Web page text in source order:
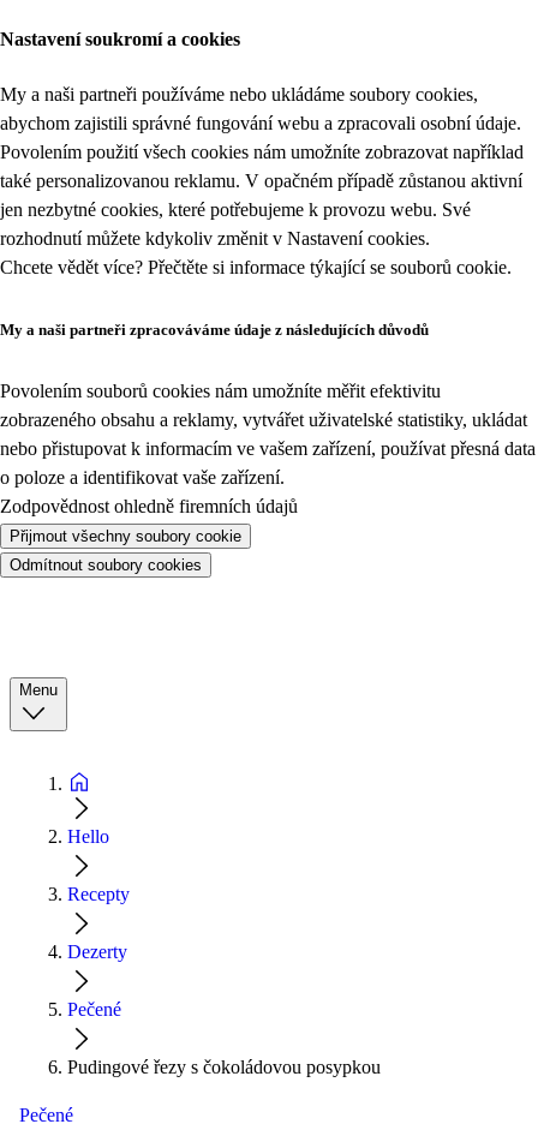
Nastavení soukromí a cookies
My a naši partneři používáme nebo ukládáme soubory cookies,
abychom zajistili správné fungování webu a zpracovali osobní údaje.
Povolením použití všech cookies nám umožníte zobrazovat například
také personalizovanou reklamu. V opačném případě zůstanou aktivní
jen nezbytné cookies, které potřebujeme k provozu webu. Své
rozhodnutí můžete kdykoliv změnit v Nastavení cookies.
Chcete vědět více? Přečtěte si informace týkající se souborů cookie.
My a naši partneři zpracováváme údaje z následujících důvodů
Povolením souborů cookies nám umožníte měřit efektivitu
zobrazeného obsahu a reklamy, vytvářet uživatelské statistiky, ukládat
nebo přistupovat k informacím ve vašem zařízení, používat přesná data
o poloze a identifikovat vaše zařízení.
Zodpovědnost ohledně firemních údajů
Přijmout všechny soubory cookie
Odmítnout soubory cookies
Menu
Hello
Recepty
Dezerty
Pečené
Pudingové řezy s čokoládovou posypkou
Pečené